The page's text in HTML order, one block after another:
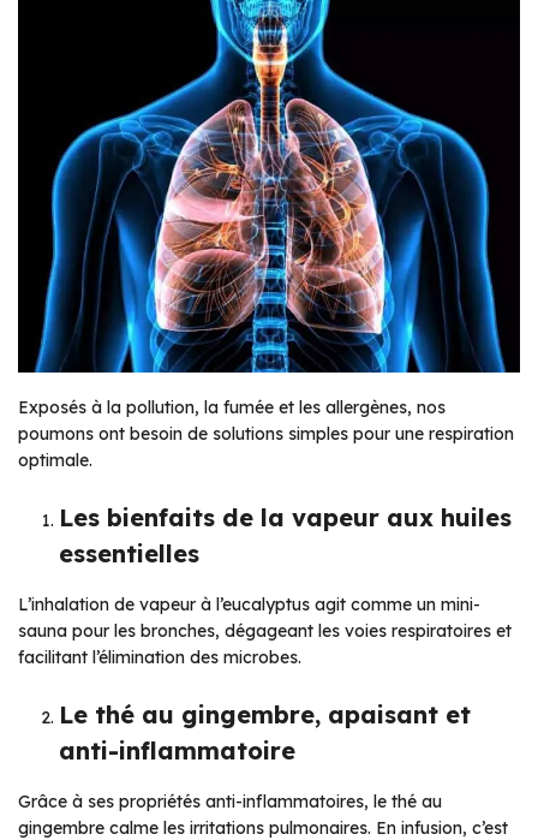
Exposés à la pollution, la fumée et les allergènes, nos
poumons ont besoin de solutions simples pour une respiration
optimale.
Les bienfaits de la vapeur aux huiles
essentielles
L’inhalation de vapeur à l’eucalyptus agit comme un mini-
sauna pour les bronches, dégageant les voies respiratoires et
facilitant l’élimination des microbes.
Le thé au gingembre, apaisant et
anti-inflammatoire
Grâce à ses propriétés anti-inflammatoires, le thé au
gingembre calme les irritations pulmonaires. En infusion, c’est